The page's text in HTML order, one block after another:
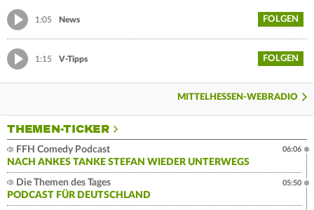
1:05 News FOLGEN
1:15 V-Tipps FOLGEN
MITTELHESSEN-WEBRADIO
THEMEN-TICKER
FFH Comedy Podcast
NACH ANKES TANKE STEFAN WIEDER UNTERWEGS
06:06
Die Themen des Tages
PODCAST FÜR DEUTSCHLAND
05:50